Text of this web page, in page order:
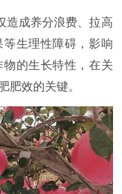
造成养分浪费、拉高
生理性障碍，影响
的生长特性，在关
肥效的关键。